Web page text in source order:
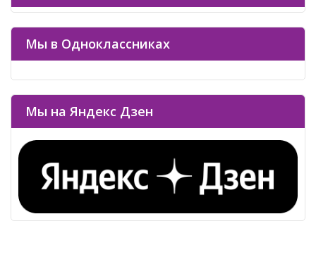
Мы в Одноклассниках
Мы на Яндекс Дзен